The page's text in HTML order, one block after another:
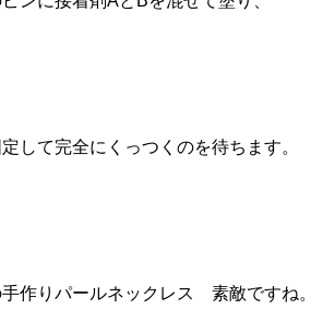
して完全にくっつくのを待ちます。
作りパールネックレス 素敵ですね。